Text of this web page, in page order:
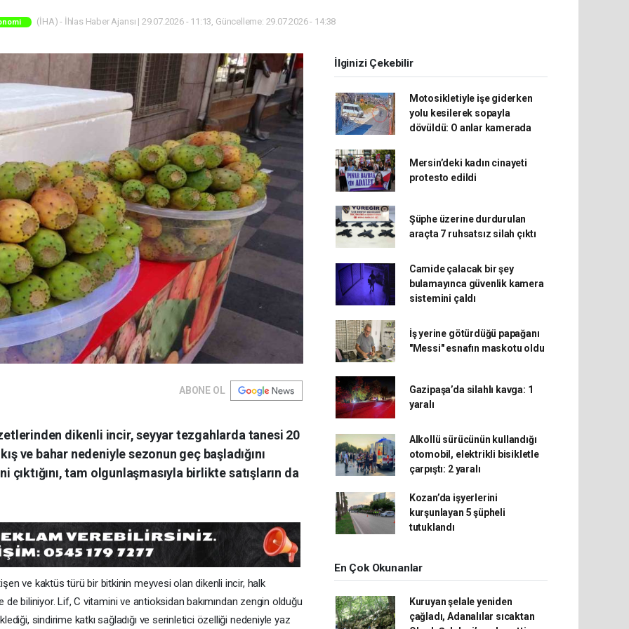
(İHA) - İhlas Haber Ajansı | 29.07.2026 - 11:13, Güncelleme: 29.07.2026 - 14:38
ABONE OL
dikenli incir, seyyar tezgahlarda tanesi 20
ve bahar nedeniyle sezonun geç başladığını
çıktığını, tam olgunlaşmasıyla birlikte satışların da
ve kaktüs türü bir bitkinin meyvesi olan dikenli incir, halk
de biliniyor. Lif, C vitamini ve antioksidan bakımından zengin olduğu
sindirime katkı sağladığı ve serinletici özelliği nedeniyle yaz
İlginizi Çekebilir
Motosikletiyle işe giderken
yolu kesilerek sopayla
dövüldü: O anlar kamerada
Mersin’deki kadın cinayeti
protesto edildi
Şüphe üzerine durdurulan
araçta 7 ruhsatsız silah çıktı
Camide çalacak bir şey
bulamayınca güvenlik kamera
sistemini çaldı
İş yerine götürdüğü papağanı
"Messi" esnafın maskotu oldu
Gazipaşa’da silahlı kavga: 1
yaralı
Alkollü sürücünün kullandığı
otomobil, elektrikli bisikletle
çarpıştı: 2 yaralı
Kozan’da işyerlerini
kurşunlayan 5 şüpheli
tutuklandı
En Çok Okunanlar
Kuruyan şelale yeniden
çağladı, Adanalılar sıcaktan